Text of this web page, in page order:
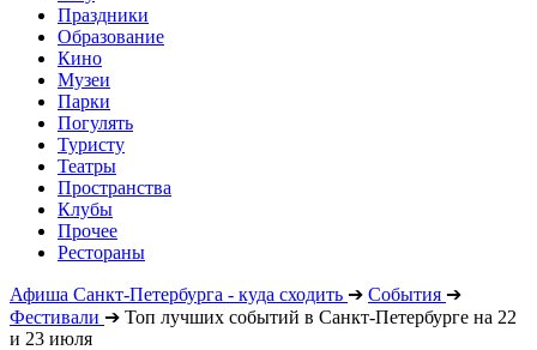
Праздники
Образование
Кино
Музеи
Парки
Погулять
Туристу
Театры
Пространства
Клубы
Прочее
Рестораны
Афиша Санкт-Петербурга - куда сходить ➔ События ➔
Фестивали ➔ Топ лучших событий в Санкт-Петербурге на 22
и 23 июля